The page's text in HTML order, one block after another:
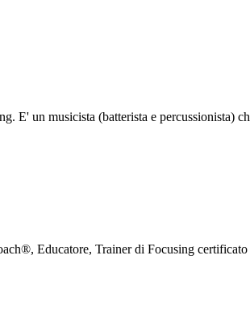
E' un musicista (batterista e percussionista)
Educatore, Trainer di Focusing